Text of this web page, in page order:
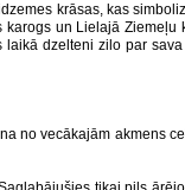
krāsas, kas
un Lielajā
dzelteni zilo par
no vecākajām akmens